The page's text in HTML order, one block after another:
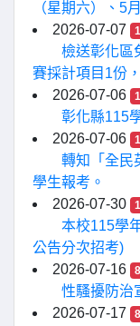
（星期六）、5
2026-07-07
檢送彰化區
賽採計項目1份
2026-07-06
彰化縣115
2026-07-06
轉知「全民
學生報考。
2026-07-30
本校115學
公告分次招考)
2026-07-16
性騷擾防治
2026-07-17